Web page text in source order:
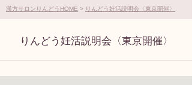
漢方サロンりんどうHOME りんどう妊活説明会〈東京開催〉
りんどう妊活説明会〈東京開催〉